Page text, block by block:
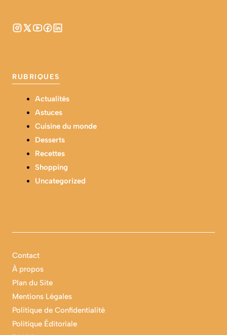
RUBRIQUES
Actualités
Astuces
Cuisine du monde
Desserts
Recettes
Shopping
Uncategorized
Contact
À propos
Plan du Site
Mentions Légales
Politique de Confidentialité
Politique Éditoriale